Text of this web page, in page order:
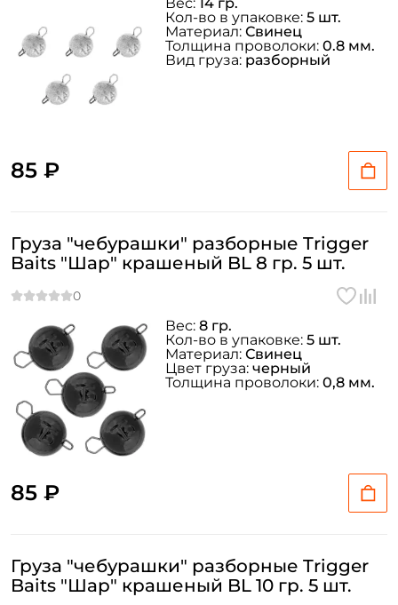
85 ₽
Кол-во в упаковке: 5 шт.
Материал: Свинец
Толщина проволоки: 0.8 мм.
Вид груза: разборный
Груза "чебурашки" разборные Trigger
Baits "Шар" крашеный BL 8 гр. 5 шт.
85 ₽
Вес: 8 гр.
Кол-во в упаковке: 5 шт.
Материал: Свинец
Цвет груза: черный
Толщина проволоки: 0,8 мм.
Груза "чебурашки" разборные Trigger
Baits "Шар" крашеный BL 10 гр. 5 шт.
Создать аккаунт
ФИО: *
Придумайте пароль: *
Заполняя данную форму вы соглашаетесь на обработку
персональных данных
У меня уже есть аккаунт